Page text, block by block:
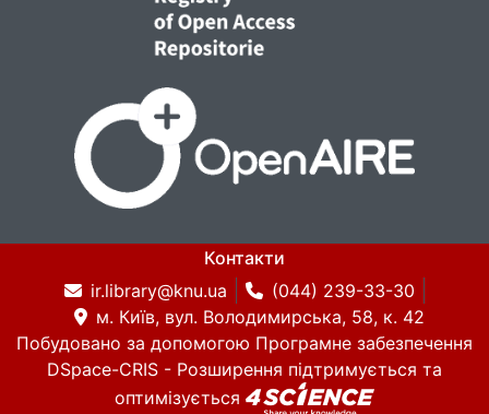
Контакти
ir.library@knu.ua
(044) 239-33-30
м. Київ, вул. Володимирська, 58, к. 42
Побудовано за допомогою Програмне забезпечення
DSpace-CRIS - Розширення підтримується та
оптимізується